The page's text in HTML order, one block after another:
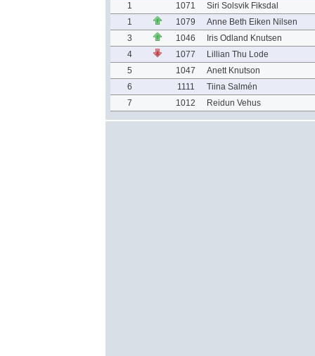
1
1071
Siri Solsvik Fiksdal
1
1079
Anne Beth Eiken Nilsen
3
1046
Iris Odland Knutsen
4
1077
Lillian Thu Lode
5
1047
Anett Knutson
6
1111
Tiina Salmén
7
1012 Reidun Vehus